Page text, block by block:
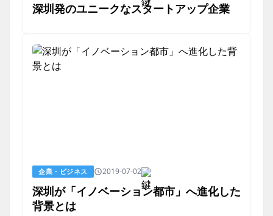
深圳発のユニークなスタートアップ企業
企業・ビジネス 2019-07-02
深圳が「イノベーション都市」へ進化した
背景とは